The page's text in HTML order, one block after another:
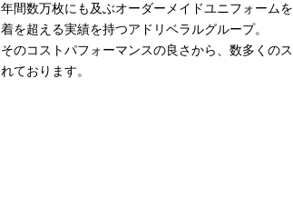
年間数万枚にも及ぶオーダーメイドユニフォーム
着を超える実績を持つアドリベラルグループ。
そのコストパフォーマンスの良さから、数多くの
れております。